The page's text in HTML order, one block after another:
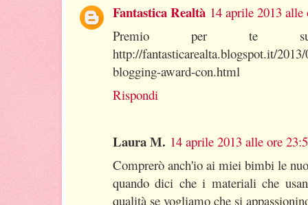
Fantastica Realtà 14 aprile 2013 alle
Premio per te
http://fantasticarealta.blogspot.it/
blogging-award-con.html
Rispondi
Laura M. 14 aprile 2013 alle ore
Comprerò anch'io ai miei bimbi le
quando dici che i materiali che
qualità se vogliamo che si